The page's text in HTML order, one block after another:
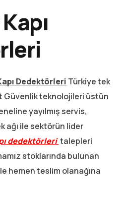
apı Dedektörleri Türkiye tek
teknolojileri üstün
yayılmış servis,
ağı ile sektörün lider
dedektörleritalepleri
stoklarında bulunan
hemen teslim olanağına